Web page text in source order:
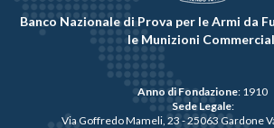
Banco Nazionale di Prova per le Armi da
le Munizioni
Anno di Fondazione: 1910
Sede Legale:
Via Goffredo Mameli, 23 - 25063 Gardone